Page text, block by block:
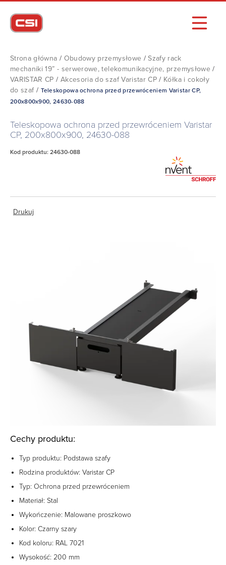
Strona główna / Obudowy przemysłowe /Szafy rack
mechaniki 19” - serwerowe, telekomunikacyjne, przemysłowe /
VARISTAR CP / Akcesoria do szaf Varistar CP / Kółka i cokoły
do szaf / Teleskopowa ochrona przed przewróceniem Varistar CP,
200x800x900, 24630-088
Teleskopowa ochrona przed przewróceniem Varistar
CP, 200x800x900, 24630-088
Kod produktu: 24630-088
Drukuj
Cechy produktu:
Typ produktu: Podstawa szafy
Rodzina produktów: Varistar CP
Typ: Ochrona przed przewróceniem
Materiał: Stal
Wykończenie: Malowane proszkowo
Kolor: Czarny szary
Kod koloru: RAL 7021
Wysokość: 200 mm